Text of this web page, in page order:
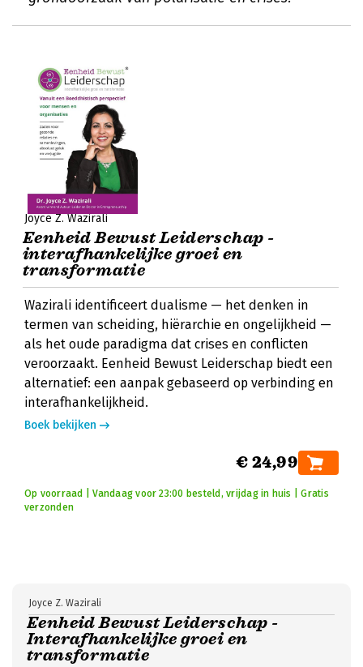
Joyce Z. Wazirali
Eenheid Bewust Leiderschap -
interafhankelijke groei en
transformatie
Wazirali identificeert dualisme — het denken in
termen van scheiding, hiërarchie en ongelijkheid —
als het oude paradigma dat crises en conflicten
veroorzaakt. Eenheid Bewust Leiderschap biedt een
alternatief: een aanpak gebaseerd op verbinding en
interafhankelijkheid.
Boek bekijken
€ 24,99
Op voorraad | Vandaag voor 23:00 besteld, vrijdag in huis | Gratis
verzonden
Eenheid Bewust Leiderschap -
Interafhankelijke groei en
transformatie
Joyce Z. Wazirali